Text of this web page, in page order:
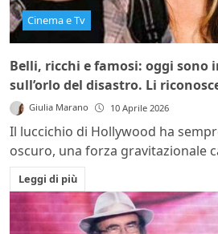
Cinema e Tv
Belli, ricchi e famosi: oggi sono
sull’orlo del disastro. Li
Giulia Marano 10 Aprile 2026
Il luccichio di Hollywood ha
oscuro, una forza gravitazionale
Leggi di più